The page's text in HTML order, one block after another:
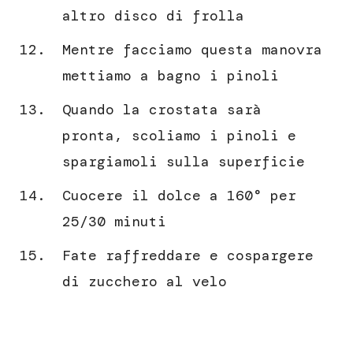
altro disco di frolla
Mentre facciamo questa manovra
mettiamo a bagno i pinoli
Quando la crostata sarà
pronta, scoliamo i pinoli e
spargiamoli sulla superficie
Cuocere il dolce a 160° per
25/30 minuti
Fate raffreddare e cospargere
di zucchero al velo